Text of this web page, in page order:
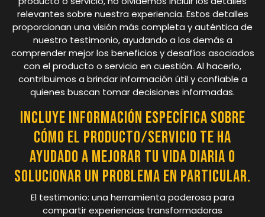
relevantes sobre nuestra experiencia. Estos detalles
proporcionan una visión más completa y auténtica de
nuestro testimonio, ayudando a los demás a
comprender mejor los beneficios y desafíos asociados
con el producto o servicio en cuestión. Al hacerlo,
contribuimos a brindar información útil y confiable a
quienes buscan tomar decisiones informadas.
Incluye información específica sobre
cómo el producto/servicio te ha
ayudado a mejorar tu vida diaria o
solucionar un problema en particular.
El testimonio: una herramienta poderosa para
compartir experiencias transformadoras